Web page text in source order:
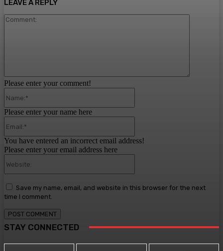
LEAVE A REPLY
Please enter your comment!
Please enter your name here
You have entered an incorrect email address!
Please enter your email address here
Save my name, email, and website in this browser for the next
time I comment.
STAY CONNECTED